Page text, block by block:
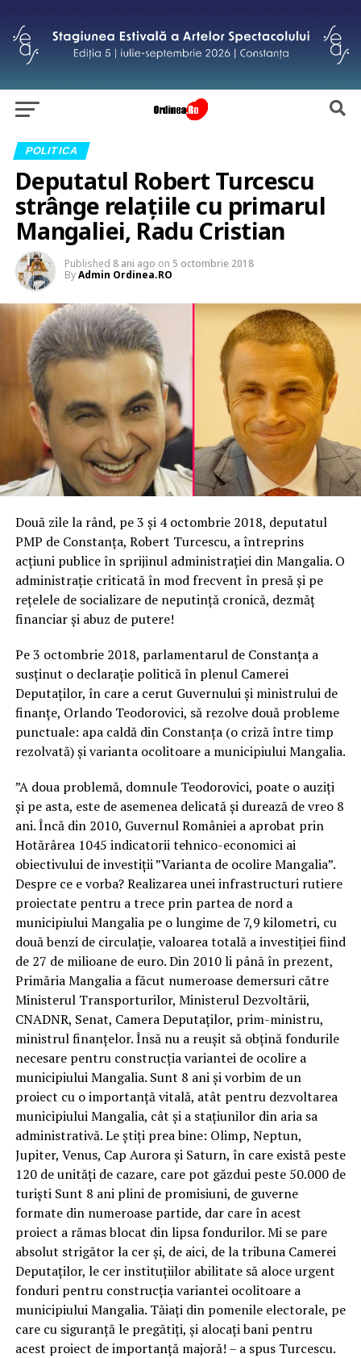
POLITICA
Deputatul Robert Turcescu
strânge relațiile cu primarul
Mangaliei, Radu Cristian
Published 8 ani ago on 5 octombrie 2018
ByAdmin Ordinea.RO
Două zile la rând, pe 3 și 4 octombrie 2018, deputatul
PMP de Constanța, Robert Turcescu, a întreprins
acțiuni publice în sprijinul administrației din Mangalia. O
administrație criticată în mod frecvent în presă și pe
rețelele de socializare de neputință cronică, dezmăț
financiar și abuz de putere!
Pe 3 octombrie 2018, parlamentarul de Constanța a
susținut o declarație politică în plenul Camerei
Deputaților, în care a cerut Guvernului și ministrului de
finanțe, Orlando Teodorovici, să rezolve două probleme
punctuale: apa caldă din Constanța (o criză între timp
rezolvată) și varianta ocolitoare a municipiului Mangalia.
”A doua problemă, domnule Teodorovici, poate o auziți
și pe asta, este de asemenea delicată și durează de vreo 8
ani. Încă din 2010, Guvernul României a aprobat prin
Hotărârea 1045 indicatorii tehnico-economici ai
obiectivului de investiții ”Varianta de ocolire Mangalia”.
Despre ce e vorba? Realizarea unei infrastructuri rutiere
proiectate pentru a trece prin partea de nord a
municipiului Mangalia pe o lungime de 7,9 kilometri, cu
două benzi de circulație, valoarea totală a investiției fiind
de 27 de milioane de euro. Din 2010 li până în prezent,
Primăria Mangalia a făcut numeroase demersuri către
Ministerul Transporturilor, Ministerul Dezvoltării,
CNADNR, Senat, Camera Deputaților, prim-ministru,
ministrul finanțelor. Însă nu a reușit să obțină fondurile
necesare pentru construcția variantei de ocolire a
municipiului Mangalia. Sunt 8 ani și vorbim de un
proiect cu o importanță vitală, atât pentru dezvoltarea
municipiului Mangalia, cât și a stațiunilor din aria sa
administrativă. Le știți prea bine: Olimp, Neptun,
Jupiter, Venus, Cap Aurora și Saturn, în care există peste
120 de unități de cazare, care pot găzdui peste 50.000 de
turiști Sunt 8 ani plini de promisiuni, de guverne
formate din numeroase partide, dar care în acest
proiect a rămas blocat din lipsa fondurilor. Mi se pare
absolut strigător la cer și, de aici, de la tribuna Camerei
Deputaților, le cer instituțiilor abilitate să aloce urgent
fonduri pentru construcția variantei ocolitoare a
municipiului Mangalia. Tăiați din pomenile electorale, pe
care cu siguranță le pregătiți, și alocați bani pentru
acest proiect de importanță majoră! – a spus Turcescu.